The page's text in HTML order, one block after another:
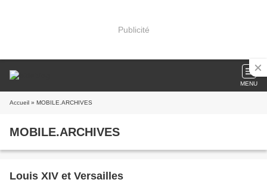
Publicité
MENU
Accueil » MOBILE.ARCHIVES
MOBILE.ARCHIVES
Louis XIV et Versailles